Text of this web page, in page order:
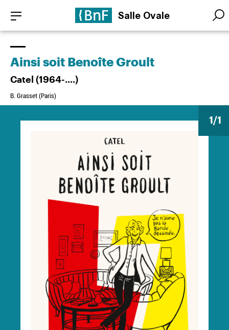
contenu
principal
Salle Ovale
1/1
Ainsi soit Benoîte Groult
Catel (1964-....)
B. Grasset (Paris)
Panneau de gestion des cookies